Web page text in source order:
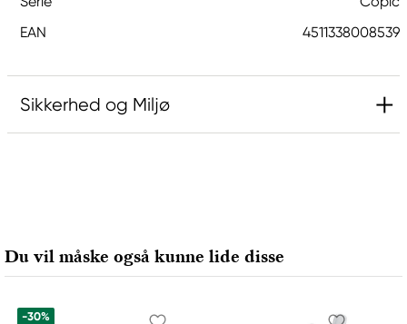
EAN
4511338008539
Sikkerhed og Miljø
65205 Wiesbaden, Germany
export@holtz-gmbh.de
Du vil måske også kunne lide disse
-30%